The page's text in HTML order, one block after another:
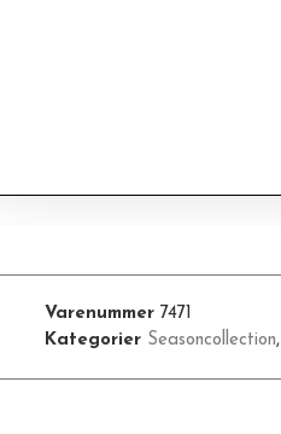
Varenummer 7471
Kategorier Seasoncollection,